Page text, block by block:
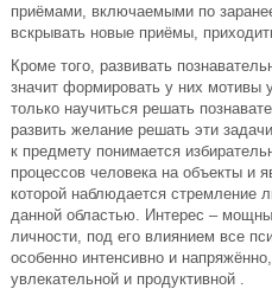
приёмами, включаемыми по
вскрывать новые приёмы,
Кроме того, развивать
значит формировать у них
только научиться решать
развить желание решать эти
к предмету понимается
процессов человека на объекты и
которой наблюдается стремление
данной областью. Интерес –
личности, под его влиянием все
особенно интенсивно и
увлекательной и продуктивной .